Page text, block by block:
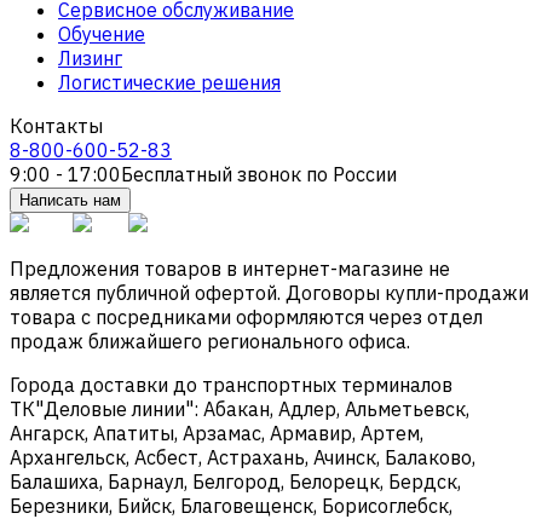
Сервисное обслуживание
Обучение
Лизинг
Логистические решения
Контакты
8-800-600-52-83
9:00 - 17:00Бесплатный звонок по России
Написать нам
Предложения товаров в интернет-магазине не
является публичной офертой. Договоры купли-продажи
товара с посредниками оформляются через отдел
продаж ближайшего регионального офиса.
Города доставки до транспортных терминалов
ТК"Деловые линии": Абакан, Адлер, Альметьевск,
Ангарск, Апатиты, Арзамас, Армавир, Артем,
Архангельск, Асбест, Астрахань, Ачинск, Балаково,
Балашиха, Барнаул, Белгород, Белорецк, Бердск,
Березники, Бийск, Благовещенск, Борисоглебск,